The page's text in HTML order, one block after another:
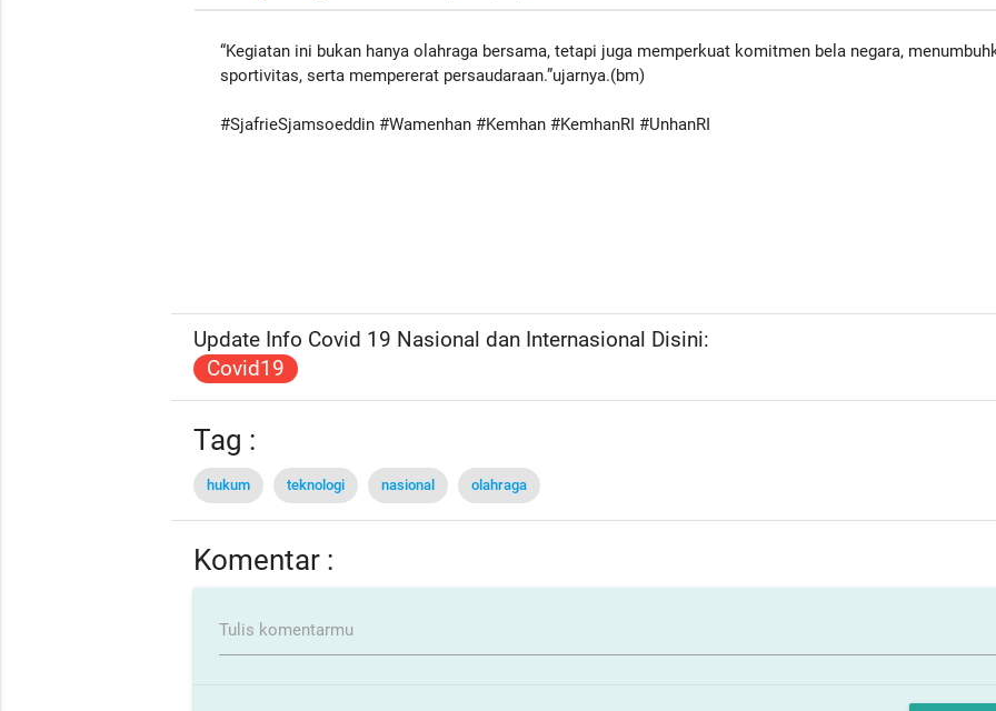
“Kegiatan ini bukan hanya olahraga bersama, tetapi juga memperkuat komitmen bela negara,
sportivitas, serta mempererat persaudaraan.”ujarnya.(bm)
#SjafrieSjamsoeddin #Wamenhan #Kemhan #KemhanRI #UnhanRI
Update Info Covid 19 Nasional dan Internasional Disini:
Covid19
Tag :
hukum teknologi nasional olahraga
Komentar :
Tulis komentarmu